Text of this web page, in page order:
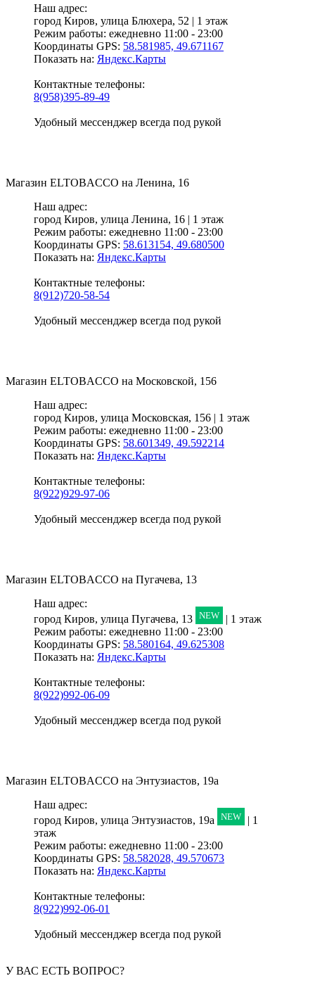
Наш адрес:
город Киров, улица Блюхера, 52 | 1 этаж
Режим работы: ежедневно 11:00 - 23:00
Координаты GPS: 58.581985, 49.671167
Показать на: Яндекс.Карты
Контактные телефоны:
8(958)395-89-49
Удобный мессенджер всегда под рукой
Магазин ELTOBACCO на Ленина, 16
Наш адрес:
город Киров, улица Ленина, 16 | 1 этаж
Режим работы: ежедневно 11:00 - 23:00
Координаты GPS: 58.613154, 49.680500
Показать на: Яндекс.Карты
Контактные телефоны:
8(912)720-58-54
Удобный мессенджер всегда под рукой
Магазин ELTOBACCO на Московской, 156
Наш адрес:
город Киров, улица Московская, 156 | 1 этаж
Режим работы: ежедневно 11:00 - 23:00
Координаты GPS: 58.601349, 49.592214
Показать на: Яндекс.Карты
Контактные телефоны:
8(922)929-97-06
Удобный мессенджер всегда под рукой
Магазин ELTOBACCO на Пугачева, 13
Наш адрес:
город Киров, улица Пугачева, 13 NEW
| 1 этаж
Режим работы: ежедневно 11:00 - 23:00
Координаты GPS: 58.580164, 49.625308
Показать на: Яндекс.Карты
Контактные телефоны:
8(922)992-06-09
Удобный мессенджер всегда под рукой
Магазин ELTOBACCO на Энтузиастов, 19а
Наш адрес:
город Киров, улица Энтузиастов, 19а NEW
| 1
этаж
Режим работы: ежедневно 11:00 - 23:00
Координаты GPS: 58.582028, 49.570673
Показать на: Яндекс.Карты
Контактные телефоны:
8(922)992-06-01
Удобный мессенджер всегда под рукой
У ВАС ЕСТЬ ВОПРОС?